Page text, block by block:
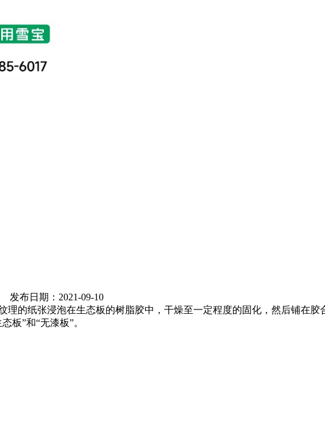
发布日期：2021-09-10
的纸张浸泡在生态板的树脂胶中，干燥至一定程度的固化，然后铺在胶
板”和“无漆板”。